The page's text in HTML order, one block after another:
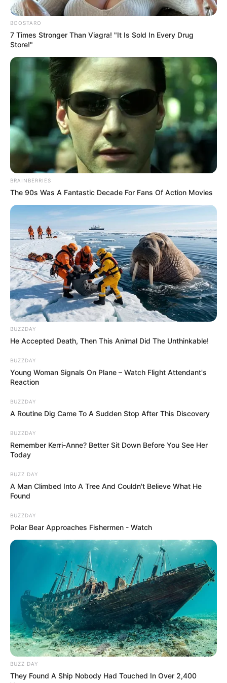
Posted
in
Friss hírek
Majdnem halálra fagyott a
villájában Medveczky Ilona, 12
fok volt, és síruhában élte túl a
művésznő
by • February 14, 2026
Heteken át fagyoskodott otthonában Medveczky
Ilona: „Beöltöztem nyakig síruhába”
Medveczky Ilona, a magyar táncművészet ikonja,
rendkívüli kitartásról tett tanúbizonyságot az elmúlt
időszakban. Egy csőtörés következtében heteken
keresztül fűtés nélkül maradt otthonában, miközben
visszatérés” című sorozatban.
BOOSTARO
7 Times Stronger Than Viagra! "It Is Sold In Every Drug
Store!"
BRAINBERRIES
The 90s Was A Fantastic Decade For Fans Of Action Movies
BUZZDAY
He Accepted Death, Then This Animal Did The Unthinkable!
BUZZDAY
Young Woman Signals On Plane – Watch Flight Attendant's
Reaction
BUZZDAY
A Routine Dig Came To A Sudden Stop After This Discovery
BUZZDAY
Remember Kerri-Anne? Better Sit Down Before You See Her
Today
BUZZ DAY
A Man Climbed Into A Tree And Couldn't Believe What He
Found
BUZZDAY
Polar Bear Approaches Fishermen - Watch
BUZZ DAY
They Found A Ship Nobody Had Touched In Over 2,400